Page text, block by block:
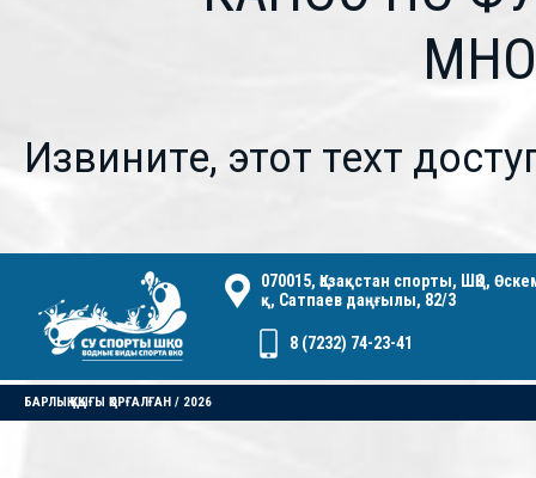
Извините, этот техт
070015, Қазақстан спорты, ШҚО,
қ, Сатпаев даңғылы, 82/3
8 (7232) 74-23-41
БАРЛЫҚ ҚҰҚЫҒЫ ҚОРҒАЛҒАН / 2026